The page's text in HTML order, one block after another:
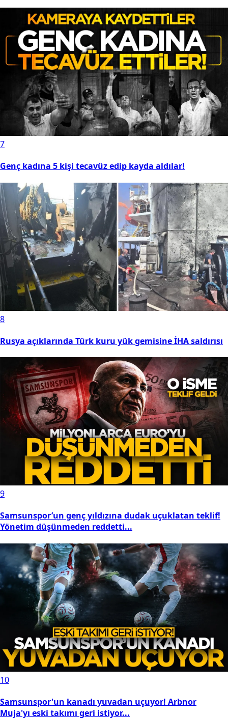
7
Genç kadına 5 kişi tecavüz edip kayda aldılar!
8
Rusya açıklarında Türk kuru yük gemisine İHA saldırısı
9
Samsunspor’un genç yıldızına dudak uçuklatan teklif!
Yönetim düşünmeden reddetti...
10
Samsunspor'un kanadı yuvadan uçuyor! Arbnor
Muja'yı eski takımı geri istiyor...